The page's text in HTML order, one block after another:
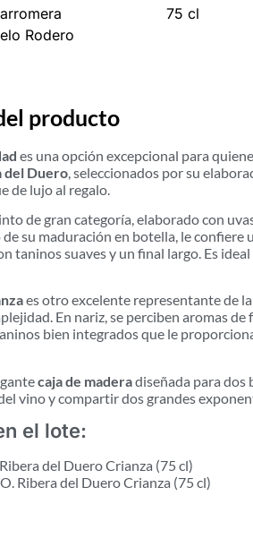
Rodero
75 cl
producto
es una opción excepcional para
del Duero , seleccionados por su
de lujo al regalo.
de gran categoría, elaborado con
su maduración en botella, le
taninos suaves y un final largo. Es
es otro excelente representante de
En nariz, se perciben aromas
bien integrados que le
caja de maderadiseñada para dos
vino y compartir dos grandes
el lote:
del Duero Crianza (75 cl)
Ribera del Duero Crianza (75 cl)